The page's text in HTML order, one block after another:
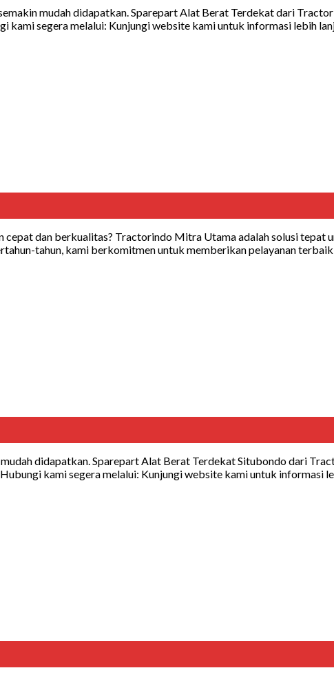
mudah didapatkan. Sparepart Alat Berat Terdekat dari
segera melalui: Kunjungi website kami untuk informasi lebih
dan berkualitas? Tractorindo Mitra Utama adalah solusi tepat
tahun, kami berkomitmen untuk memberikan pelayanan
didapatkan. Sparepart Alat Berat Terdekat Situbondo dari
kami segera melalui: Kunjungi website kami untuk